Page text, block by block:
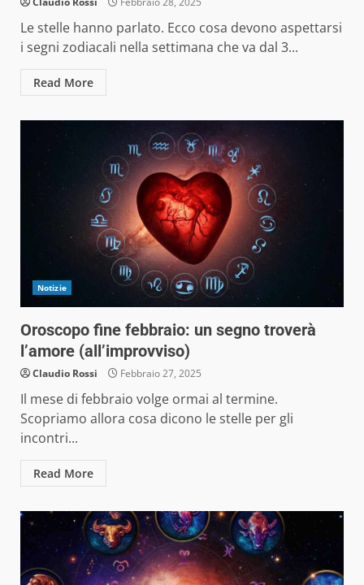
Le stelle hanno parlato. Ecco cosa devono aspettarsi
i segni zodiacali nella settimana che va dal 3...
Read More
Notizie
Oroscopo fine febbraio: un segno troverà
l’amore (all’improvviso)
Claudio Rossi Febbraio 27, 2025
Il mese di febbraio volge ormai al termine.
Scopriamo allora cosa dicono le stelle per gli
incontri...
Read More